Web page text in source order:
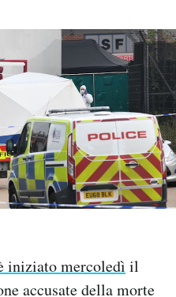
iniziato mercoledì il
accusate della morte